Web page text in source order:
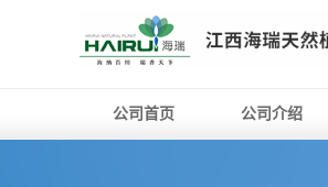
公司首页 公司介绍